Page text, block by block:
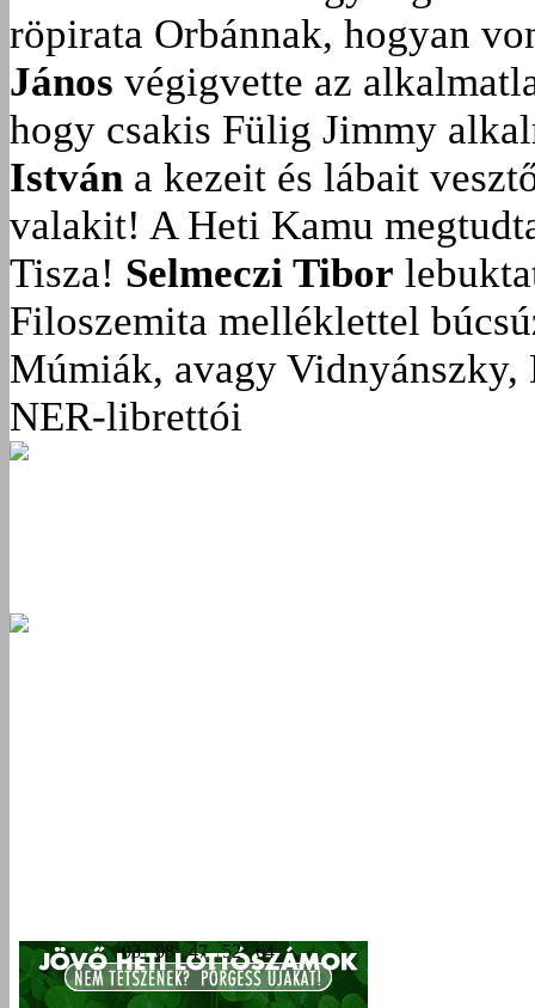
röpirata Orbánnak, hogyan
János végigvette az
hogy csakis Fülig Jimmy
István a kezeit és lábait
valakit! A Heti Kamu
Tisza! Selmeczi Tibor
Filoszemita melléklettel
Múmiák, avagy Vidnyánszky,
NER-librettói